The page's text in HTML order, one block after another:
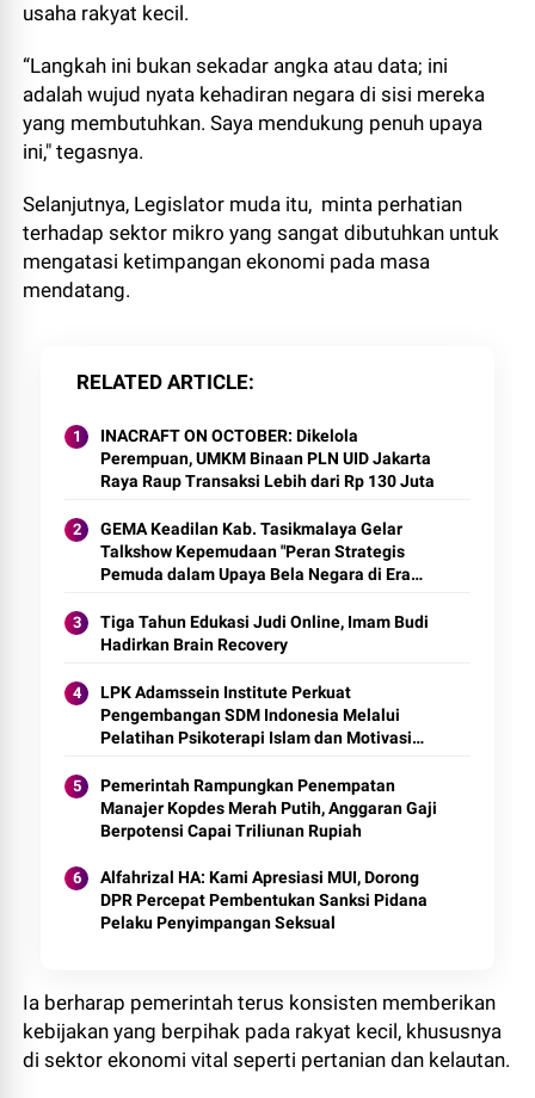
usaha rakyat kecil.
“Langkah ini bukan sekadar angka atau data; ini
adalah wujud nyata kehadiran negara di sisi mereka
yang membutuhkan. Saya mendukung penuh upaya
ini," tegasnya.
Selanjutnya, Legislator muda itu, minta perhatian
terhadap sektor mikro yang sangat dibutuhkan untuk
mengatasi ketimpangan ekonomi pada masa
mendatang.
RELATED ARTICLE
INACRAFT ON OCTOBER: Dikelola
Perempuan, UMKM Binaan PLN UID Jakarta
Raya Raup Transaksi Lebih dari Rp 130 Juta
GEMA Keadilan Kab. Tasikmalaya Gelar
Talkshow Kepemudaan "Peran Strategis
Pemuda dalam Upaya Bela Negara di Era
Tiga Tahun Edukasi Judi Online, Imam Budi
Hadirkan Brain Recovery
LPK Adamssein Institute Perkuat
Pengembangan SDM Indonesia Melalui
Pelatihan Psikoterapi Islam dan Motivasi
Pemerintah Rampungkan Penempatan
Manajer Kopdes Merah Putih, Anggaran Gaji
Berpotensi Capai Triliunan Rupiah
Alfahrizal HA: Kami Apresiasi MUI, Dorong
DPR Percepat Pembentukan Sanksi Pidana
Pelaku Penyimpangan Seksual
Ia berharap pemerintah terus konsisten memberikan
kebijakan yang berpihak pada rakyat kecil, khususnya
di sektor ekonomi vital seperti pertanian dan kelautan.